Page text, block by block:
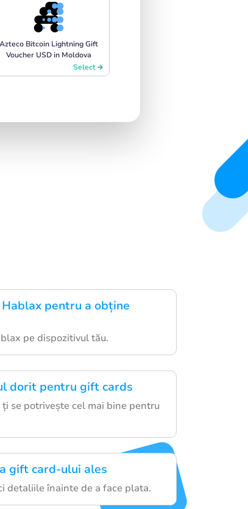
Azteco Bitcoin Lightning Gift
Voucher USD in Moldova
Select
pentru a obține
pe dispozitivul tău.
dorit pentru gift cards
se potrivește cel mai bine pentru
gift card-ului ales
detaliile înainte de a face plata.